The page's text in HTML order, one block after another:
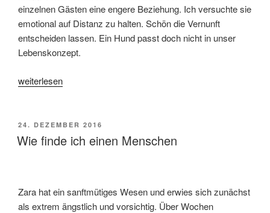
einzelnen Gästen eine engere Beziehung. Ich versuchte sie
emotional auf Distanz zu halten. Schön die Vernunft
entscheiden lassen. Ein Hund passt doch nicht in unser
Lebenskonzept.
„Frauchen
weiterlesen
VERÖFFENTLICHT
AM
24. DEZEMBER 2016
Wie finde ich einen Menschen
Zara hat ein sanftmütiges Wesen und erwies sich zunächst
als extrem ängstlich und vorsichtig. Über Wochen